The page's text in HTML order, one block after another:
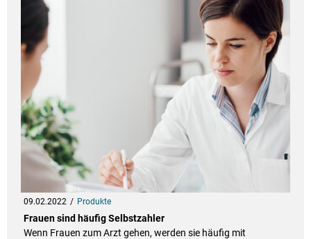
09.02.2022 Produkte
Frauen sind häufig Selbstzahler
Wenn Frauen zum Arzt gehen, werden sie häufig mit